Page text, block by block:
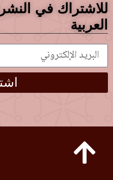
للاشتراك في
العربية